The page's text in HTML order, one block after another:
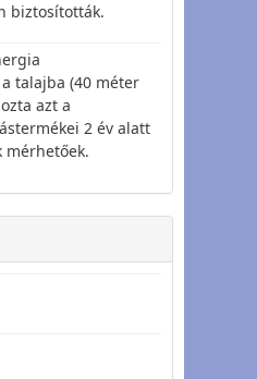
biztosították.
talajba (40 méter
azt a
2 év alatt
mérhetőek.